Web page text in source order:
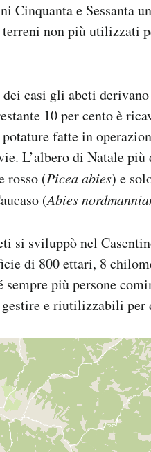
Cinquanta e Sessanta
non più utilizzati
casi gli abeti
10 per cento è
fatte in
L’albero di Natale
rosso (Picea abies) e
(Abies
si sviluppò nel
di 800 ettari, 8
più persone
e riutilizzabili per